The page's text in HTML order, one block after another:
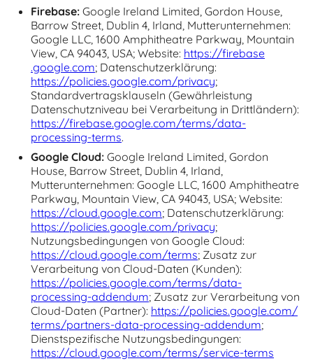
Firebase: Google Ireland Limited, Gordon House,
Barrow Street, Dublin 4, Irland, Mutterunternehmen:
Google LLC, 1600 Amphitheatre Parkway, Mountain
View, CA 94043, USA; Website: https://firebase
.google.com; Datenschutzerklärung:
https://policies.google.com/privacy;
Standardvertragsklauseln (Gewährleistung
Datenschutzniveau bei Verarbeitung in Drittländern):
https://firebase.google.com/terms/data-
processing-terms.
Google Cloud: Google Ireland Limited, Gordon
House, Barrow Street, Dublin 4, Irland,
Mutterunternehmen: Google LLC, 1600 Amphitheatre
Parkway, Mountain View, CA 94043, USA; Website:
https://cloud.google.com; Datenschutzerklärung:
https://policies.google.com/privacy;
Nutzungsbedingungen von Google Cloud:
https://cloud.google.com/terms; Zusatz zur
Verarbeitung von Cloud-Daten (Kunden):
https://policies.google.com/terms/data-
processing-addendum; Zusatz zur Verarbeitung von
Cloud-Daten (Partner): https://policies.google.com/
terms/partners-data-processing-addendum;
Dienstspezifische Nutzungsbedingungen:
https://cloud.google.com/terms/service-terms